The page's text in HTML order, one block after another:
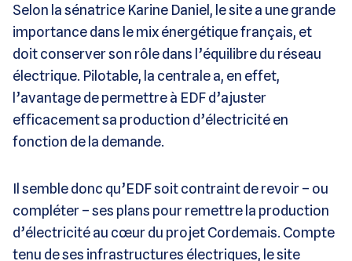
Selon la sénatrice Karine Daniel, le site a une grande
importance dans le mix énergétique français, et
doit conserver son rôle dans l’équilibre du réseau
électrique. Pilotable, la centrale a, en effet,
l’avantage de permettre à EDF d’ajuster
efficacement sa production d’électricité en
fonction de la demande.
Il semble donc qu’EDF soit contraint de revoir – ou
compléter – ses plans pour remettre la production
d’électricité au cœur du projet Cordemais. Compte
tenu de ses infrastructures électriques, le site